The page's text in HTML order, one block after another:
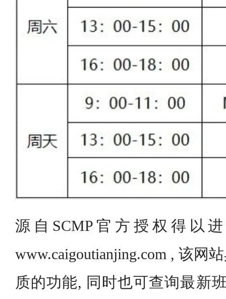
源自SCMP官方授权得以
www.caigoutianjing.com , 该网
质的功能, 同时也可查询最新